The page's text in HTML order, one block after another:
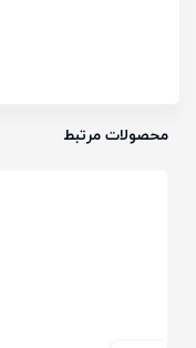
محصولات مرتبط